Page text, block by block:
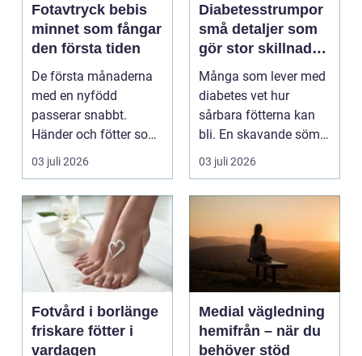
Fotavtryck bebis
minnet som fångar
den första tiden
De första månaderna
med en nyfödd
passerar snabbt.
Händer och fötter som
är mindre än någon
kunnat f...
03 juli 2026
Diabetesstrumpor
små detaljer som
gör stor skillnad
för känsliga fötter
Många som lever med
diabetes vet hur
sårbara fötterna kan
bli. En skavande söm,
en hård resår eller ...
03 juli 2026
Fotvård i borlänge
friskare fötter i
vardagen
Medial vägledning
hemifrån – när du
behöver stöd